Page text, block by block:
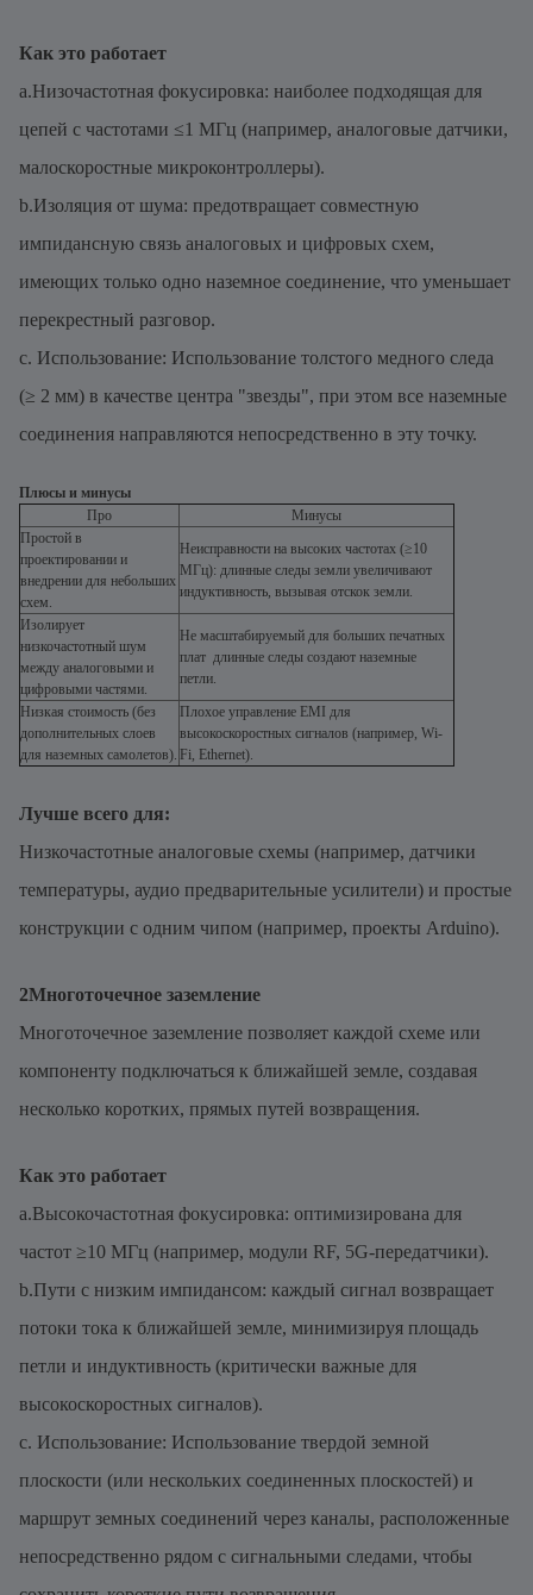
Как это работает
a.Низочастотная фокусировка: наиболее подходящая для
цепей с частотами ≤1 МГц (например, аналоговые датчики,
малоскоростные микроконтроллеры).
b.Изоляция от шума: предотвращает совместную
импидансную связь аналоговых и цифровых схем,
имеющих только одно наземное соединение, что уменьшает
перекрестный разговор.
c. Использование: Использование толстого медного следа
(≥ 2 мм) в качестве центра "звезды", при этом все наземные
соединения направляются непосредственно в эту точку.
Плюсы и минусы
Про
Минусы
Простой в
проектировании и
внедрении для небольших
схем.
Неисправности на высоких частотах (≥10
МГц): длинные следы земли увеличивают
индуктивность, вызывая отскок земли.
Изолирует
низкочастотный шум
между аналоговыми и
цифровыми частями.
Не масштабируемый для больших печатных
плат  длинные следы создают наземные
петли.
Низкая стоимость (без
дополнительных слоев
для наземных самолетов).
Плохое управление EMI для
высокоскоростных сигналов (например, Wi-
Fi, Ethernet).
Лучше всего для:
Низкочастотные аналоговые схемы (например, датчики
температуры, аудио предварительные усилители) и простые
конструкции с одним чипом (например, проекты Arduino).
2Многоточечное заземление
Многоточечное заземление позволяет каждой схеме или
компоненту подключаться к ближайшей земле, создавая
несколько коротких, прямых путей возвращения.
Как это работает
a.Высокочастотная фокусировка: оптимизирована для
частот ≥10 МГц (например, модули RF, 5G-передатчики).
b.Пути с низким импидансом: каждый сигнал возвращает
потоки тока к ближайшей земле, минимизируя площадь
петли и индуктивность (критически важные для
высокоскоростных сигналов).
c. Использование: Использование твердой земной
плоскости (или нескольких соединенных плоскостей) и
маршрут земных соединений через каналы, расположенные
непосредственно рядом с сигнальными следами, чтобы